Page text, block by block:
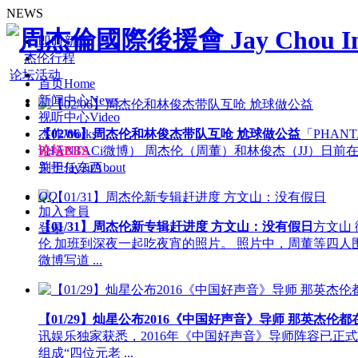
首页Home
新闻中心News
视听中心Video
杰作Works
论坛BBS
关于Jay2uAbout
QQ
加入會員
登录
NEWS
即时新闻
杰伦行程
论坛活动
【02/06】周杰伦和林俊杰带队互呛 尬球做公益 「
PHANTACi微博） 周杰伦（周董）和林俊杰（JJ）日前
别担任东西 ...
【01/31】周杰伦新专辑赶进度 方文山：没有假日 方文山
伦 加班到深夜一起吃夜宵的照片。 照片中，周董等四
微博写道 ...
【01/29】灿星公布2016《中国好声音》导师 那英杰伦都
讯娱乐独家获悉，2016年《中国好声音》导师阵容已正
组成“四位元老 ...